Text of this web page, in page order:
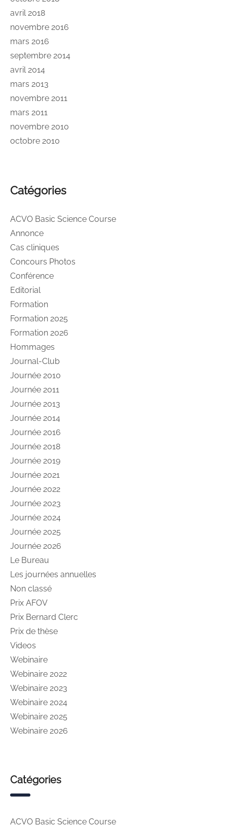
avril 2018
novembre 2016
mars 2016
septembre 2014
avril 2014
mars 2013
novembre 2011
mars 2011
novembre 2010
octobre 2010
Catégories
ACVO Basic Science Course
Annonce
Cas cliniques
Concours Photos
Conférence
Editorial
Formation
Formation 2025
Formation 2026
Hommages
Journal-Club
Journée 2010
Journée 2011
Journée 2013
Journée 2014
Journée 2016
Journée 2018
Journée 2019
Journée 2021
Journée 2022
Journée 2023
Journée 2024
Journée 2025
Journée 2026
Le Bureau
Les journées annuelles
Non classé
Prix AFOV
Prix Bernard Clerc
Prix de thèse
Videos
Webinaire
Webinaire 2022
Webinaire 2023
Webinaire 2024
Webinaire 2025
Webinaire 2026
Catégories
ACVO Basic Science Course